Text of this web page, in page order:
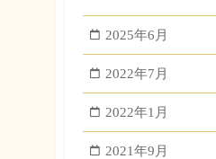
2025年6月
2022年7月
2022年1月
2021年9月